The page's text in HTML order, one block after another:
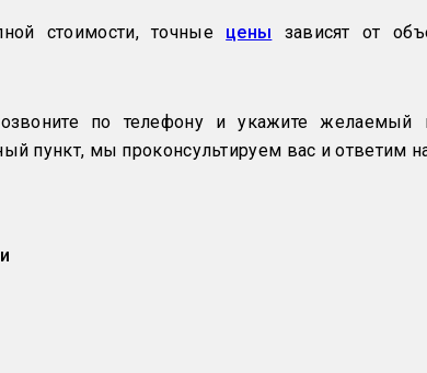
стоимости, точные цены зависят от
по телефону и укажите
пункт, мы проконсультируем вас и ответим